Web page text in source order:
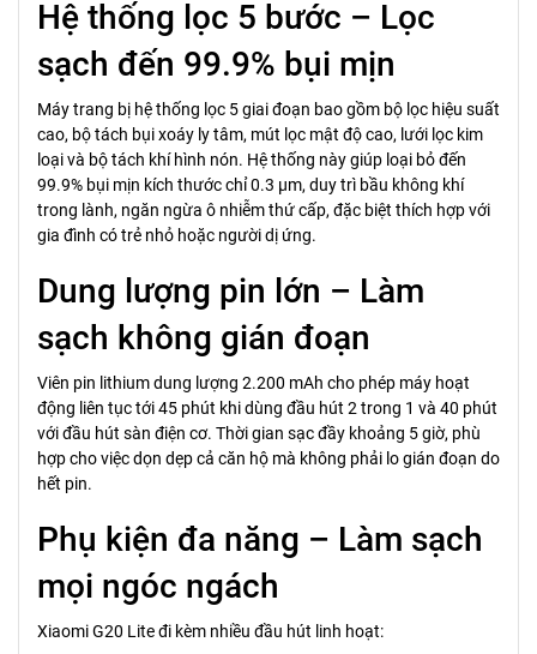
Hệ thống lọc 5 bước – Lọc
sạch đến 99.9% bụi mịn
Máy trang bị hệ thống lọc 5 giai đoạn bao gồm bộ lọc hiệu suất
cao, bộ tách bụi xoáy ly tâm, mút lọc mật độ cao, lưới lọc kim
loại và bộ tách khí hình nón. Hệ thống này giúp loại bỏ đến
99.9% bụi mịn kích thước chỉ 0.3 μm, duy trì bầu không khí
trong lành, ngăn ngừa ô nhiễm thứ cấp, đặc biệt thích hợp với
gia đình có trẻ nhỏ hoặc người dị ứng.
Dung lượng pin lớn – Làm
sạch không gián đoạn
Viên pin lithium dung lượng 2.200 mAh cho phép máy hoạt
động liên tục tới 45 phút khi dùng đầu hút 2 trong 1 và 40 phút
với đầu hút sàn điện cơ. Thời gian sạc đầy khoảng 5 giờ, phù
hợp cho việc dọn dẹp cả căn hộ mà không phải lo gián đoạn do
hết pin.
Phụ kiện đa năng – Làm sạch
mọi ngóc ngách
Xiaomi G20 Lite đi kèm nhiều đầu hút linh hoạt: